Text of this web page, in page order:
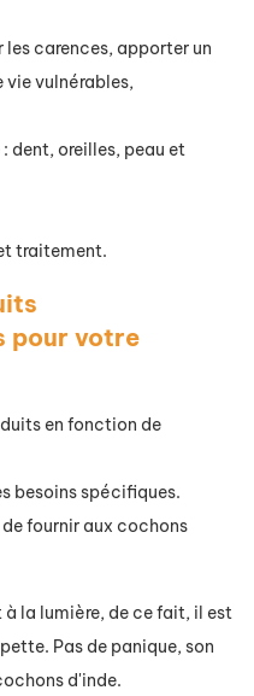
carences, apporter un
vie vulnérables,
dent, oreilles, peau et
traitement.
pour votre
en fonction de
besoins spécifiques.
fournir aux cochons
la lumière, de ce fait, il est
Pas de panique, son
d'inde.